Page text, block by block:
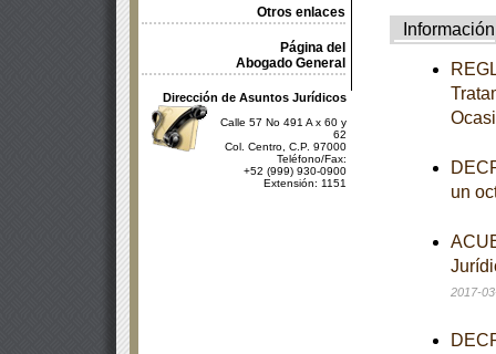
Otros enlaces
Página del
Abogado General
Dirección de Asuntos Jurídicos
Calle 57 No 491 A x 60 y
62
Col. Centro, C.P. 97000
Teléfono/Fax:
+52 (999) 930-0900
Extensión: 1151
Información
un
2017-